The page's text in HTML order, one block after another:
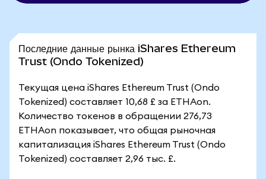
Последние данные рынка iShares Ethereum
Trust (Ondo Tokenized)
Текущая цена iShares Ethereum Trust (Ondo
Tokenized) составляет 10,68 £ за ETHAon.
Количество токенов в обращении 276,73
ETHAon показывает, что общая рыночная
капитализация iShares Ethereum Trust (Ondo
Tokenized) составляет 2,96 тыс. £.